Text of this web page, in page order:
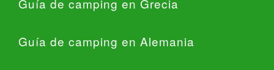
Guía de camping en Grecia
Guía de camping en Alemania